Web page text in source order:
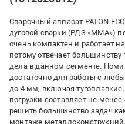
Сварочный аппарат PATON
дуговой сварки (РДЗ «MMA»)
очень компактен и работает
потому отвечает большинству
дела в данном сегменте.
достаточно для работы с
до 4 мм, включая
погрузки составляет не
решить большинство задач
монтаже